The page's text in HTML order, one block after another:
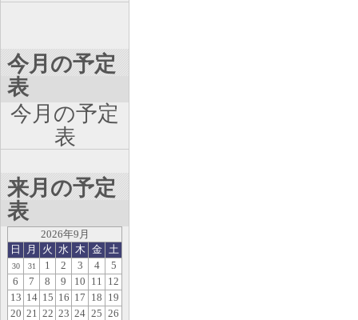
今月の予定
表
今月の予定
表
来月の予定
表
2026年9月
日
月 火 水 木 金 土
30 31 1 2 3 4
5
6
7 8 9 10 11
12
13 14 15 16 17 18 19
20 21 22 23 24 25 26